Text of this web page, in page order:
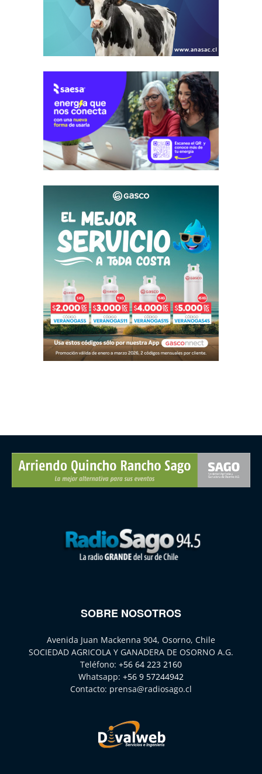
SOBRE NOSOTROS
Avenida Juan Mackenna 904, Osorno, Chile
SOCIEDAD AGRICOLA Y GANADERA DE OSORNO A.G.
Teléfono: +56 64 223 2160
Whatsapp: +56 9 57244942
Contacto: prensa@radiosago.cl